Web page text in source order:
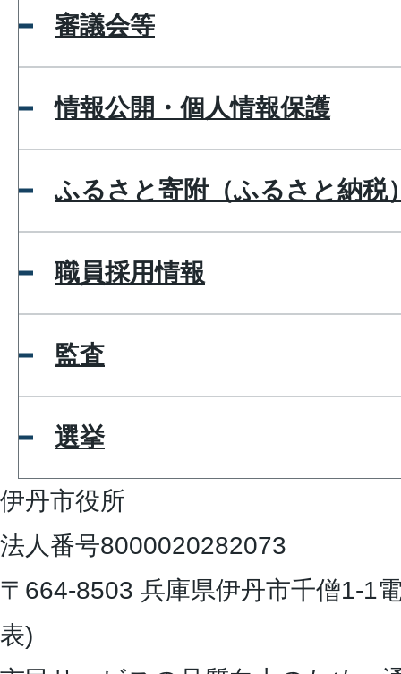
審議会等
情報公開・個人情報保護
ふるさと寄附（ふるさと納税
職員採用情報
監査
選挙
伊丹市役所
法人番号8000020282073
〒664-8503 兵庫県伊丹市千僧1-1
表)